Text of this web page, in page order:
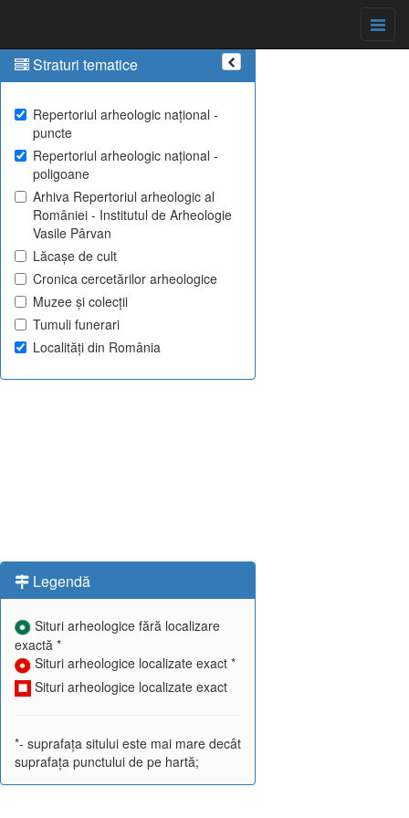
Straturi tematice
Repertoriul arheologic național -
puncte
Repertoriul arheologic național -
poligoane
Arhiva Repertoriul arheologic al
României - Institutul de Arheologie
Vasile Pârvan
Lăcașe de cult
Cronica cercetărilor arheologice
Muzee și colecții
Tumuli funerari
Localități din România
Legendă
Situri arheologice fără localizare
exactă *
Situri arheologice localizate exact *
Situri arheologice localizate exact
*- suprafața sitului este mai mare decât
suprafața punctului de pe hartă;